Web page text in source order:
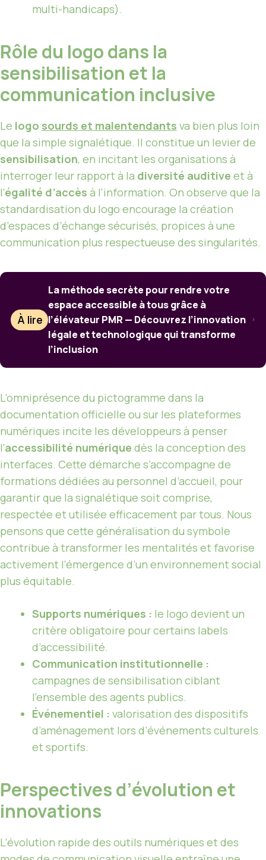
multi-handicaps).
Rôle du logo dans la
sensibilisation et la
communication inclusive
Le logo sourds et malentendants va bien plus loin
que la simple signalétique. Il constitue un levier de
sensibilisation, en incitant les organisations à
interroger leur rapport à la diversité auditive et à
l’égalité d’accès à l’information. On observe que la
standardisation du logo encourage la création
d’espaces d’échange sécurisés, propices à une
communication plus respectueuse des singularités.
À lire
La méthode secrète pour rendre votre
espace accessible à tous grâce à
l’élévateur PMR — Découvrez l’innovation
légale et technologique qui transforme
l’inclusion
L’omniprésence du pictogramme dans la
documentation officielle ou sur les plateformes
numériques incite les développeurs à penser
l’accessibilité numérique dès la conception des
interfaces. Cette démarche s’accompagne de
formations dédiées au personnel d’accueil, pour
garantir que la signalétique soit comprise,
respectée et utilisée efficacement par tous. Nous
pensons que cette généralisation du symbole
contribue à transformer les mentalités et favorise
activement l’émergence d’un environnement social
plus équitable.
Supports numériques : le logo devient un
critère obligatoire pour certains labels
d’accessibilité.
Communication institutionnelle :
campagnes de sensibilisation ciblant
l’ensemble des agents publics.
Événementiel : valorisation des dispositifs
d’aménagement lors d’événements culturels
et sportifs.
Perspectives d’évolution et
innovations
L’évolution rapide des outils numériques et des